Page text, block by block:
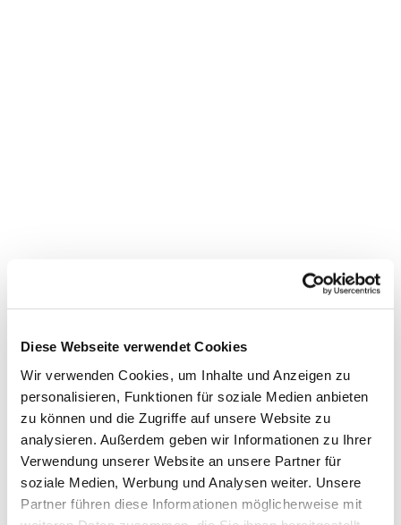
Diese Webseite verwendet Cookies
Wir verwenden Cookies, um Inhalte und Anzeigen zu
personalisieren, Funktionen für soziale Medien anbieten
zu können und die Zugriffe auf unsere Website zu
analysieren. Außerdem geben wir Informationen zu Ihrer
Verwendung unserer Website an unsere Partner für
soziale Medien, Werbung und Analysen weiter. Unsere
Partner führen diese Informationen möglicherweise mit
interessieren